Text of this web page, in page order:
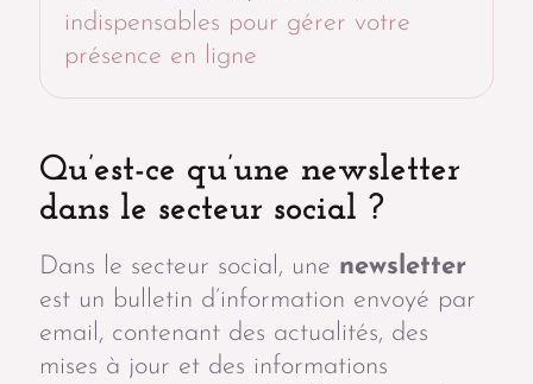
indispensables pour gérer votre
présence en ligne
Qu’est-ce qu’une newsletter
dans le secteur social ?
Dans le secteur social, une newsletter
est un bulletin d’information envoyé par
email, contenant des actualités, des
mises à jour et des informations